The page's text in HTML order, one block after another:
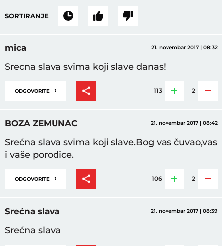
SORTIRANJE
mica 21. novembar 2017 | 08:32
Srecna slava svima koji slave danas!
ODGOVORITE › 113 2
BOZA ZEMUNAC 21. novembar 2017 | 08:42
Srećna slava svima koji slave.Bog vas čuvao,vas
i vaše porodice.
ODGOVORITE › 106 2
Srećna slava 21. novembar 2017 | 08:39
Srećna slava